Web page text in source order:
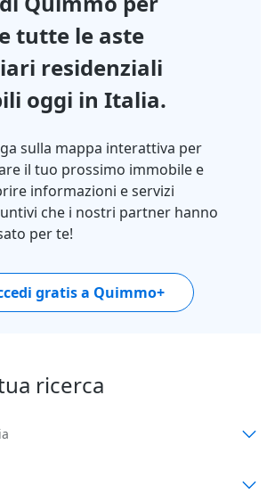
tutte le aste
residenziali
oggi in Italia.
sulla mappa interattiva per
il tuo prossimo immobile e
informazioni e servizi
che i nostri partner hanno
per te!
gratis a Quimmo+
ricerca